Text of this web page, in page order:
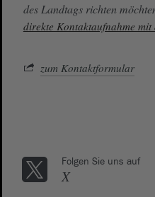
des Landtags richten
direkte Kontaktaufnahme mit
zum Kontaktformular
Folgen Sie uns auf
X